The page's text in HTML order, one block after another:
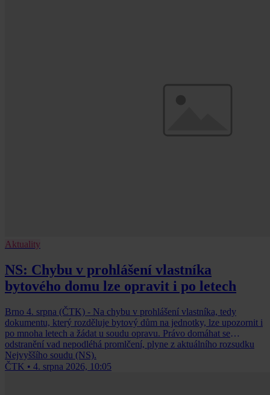
Aktuality
NS: Chybu v prohlášení vlastníka
bytového domu lze opravit i po letech
Brno 4. srpna (ČTK) - Na chybu v prohlášení vlastníka, tedy
dokumentu, který rozděluje bytový dům na jednotky, lze upozornit i
po mnoha letech a žádat u soudu opravu. Právo domáhat se
odstranění vad nepodléhá promlčení, plyne z aktuálního rozsudku
Nejvyššího soudu (NS).
ČTK • 4. srpna 2026, 10:05